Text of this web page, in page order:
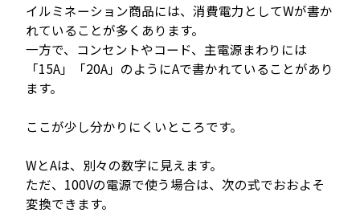
イルミネーション商品には、消費電力としてWが書か
れていることが多くあります。
一方で、コンセントやコード、主電源まわりには
「15A」「20A」のようにAで書かれていることがあり
ます。
ここが少し分かりにくいところです。
WとAは、別々の数字に見えます。
ただ、100Vの電源で使う場合は、次の式でおおよそ
変換できます。